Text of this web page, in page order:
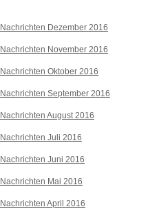
Nachrichten Dezember 2016
Nachrichten November 2016
Nachrichten Oktober 2016
Nachrichten September 2016
Nachrichten August 2016
Nachrichten Juli 2016
Nachrichten Juni 2016
Nachrichten Mai 2016
Nachrichten April 2016